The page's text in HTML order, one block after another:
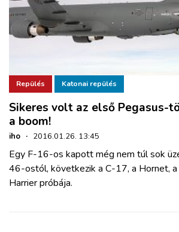
Repülés Katonai repülés
Sikeres volt az első Pegasus-
a boom!
iho · 2016.01.26. 13:45
Egy F-16-os kapott még nem túl sok
46-ostól, következik a C-17, a Hornet,
Harrier próbája.